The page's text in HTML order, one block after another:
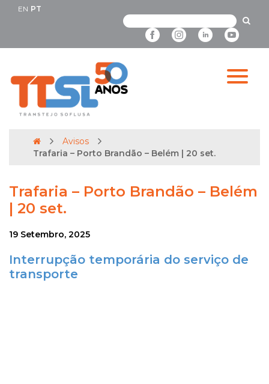
EN PT
Avisos
Trafaria – Porto Brandão – Belém | 20 set.
Trafaria – Porto Brandão – Belém
| 20 set.
19 Setembro, 2025
Interrupção temporária do serviço de
transporte